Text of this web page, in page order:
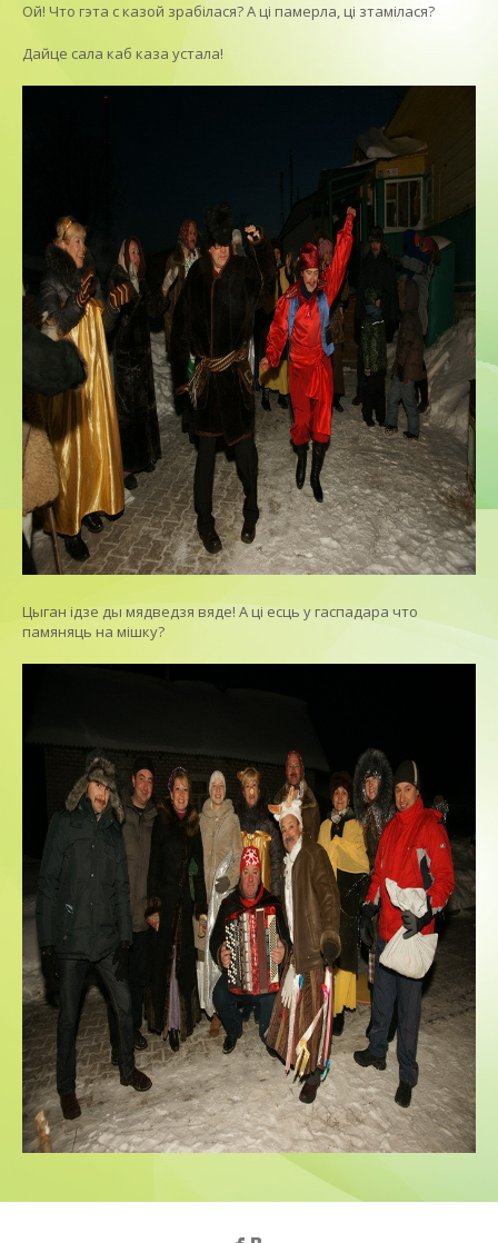
Ой! Что гэта с казой зрабiлася? А цi памерла, цi зтамiлася?
Дайце сала каб каза устала!
Цыган iдзе ды мядведзя вяде! А цi есць у гаспадара что
памяняць на мiшку?